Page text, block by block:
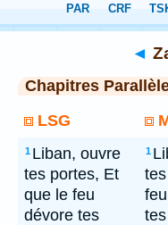
◄
Chapitres
LSG
1 Liban, ouvre
tes portes, Et
que le feu
dévore tes
1